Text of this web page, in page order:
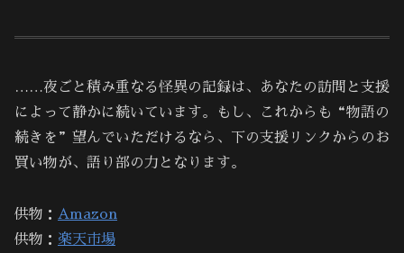
……夜ごと積み重なる怪異の記録は、あなたの訪問と支援
によって静かに続いています。もし、これからも“物語の
続きを”望んでいただけるなら、下の支援リンクからのお
買い物が、語り部の力となります。
供物： Amazon
供物： 楽天市場